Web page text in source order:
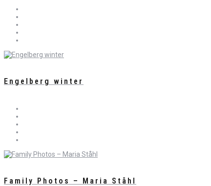
Engelberg winter
Family Photos – Maria Ståhl